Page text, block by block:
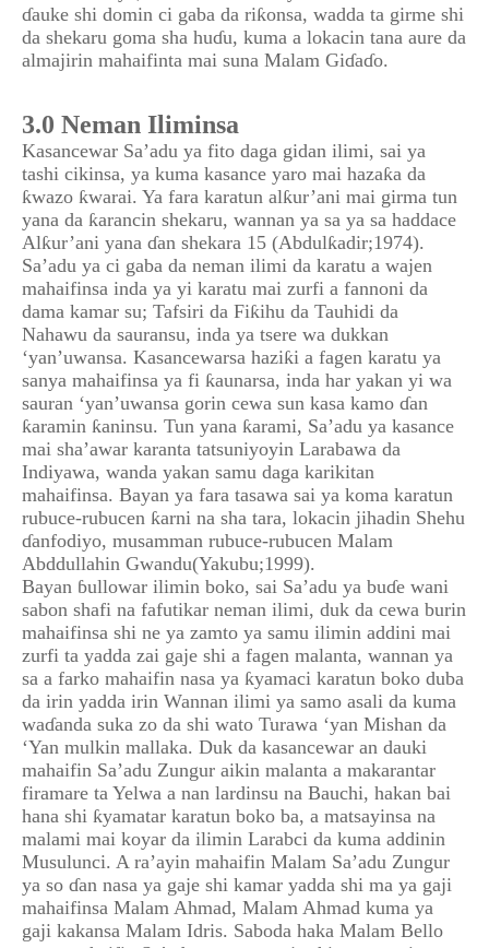
ɗauke shi domin ci gaba da riƙonsa, wadda ta girme shi
da shekaru goma sha huɗu, kuma a lokacin tana aure da
almajirin mahaifinta mai suna Malam Giɗaɗo.
3.0 Neman Iliminsa
Kasancewar Sa’adu ya fito daga gidan ilimi, sai ya
tashi cikinsa, ya kuma kasance yaro mai hazaƙa da
ƙwazo ƙwarai. Ya fara karatun alƙur’ani mai girma tun
yana da ƙarancin shekaru, wannan ya sa ya sa haddace
Alƙur’ani yana ɗan shekara 15 (Abdulƙadir;1974).
Sa’adu ya ci gaba da neman ilimi da karatu a wajen
mahaifinsa inda ya yi karatu mai zurfi a fannoni da
dama kamar su; Tafsiri da Fiƙihu da Tauhidi da
Nahawu da sauransu, inda ya tsere wa dukkan
‘yan’uwansa. Kasancewarsa haziƙi a fagen karatu ya
sanya mahaifinsa ya fi ƙaunarsa, inda har yakan yi wa
sauran ‘yan’uwansa gorin cewa sun kasa kamo ɗan
ƙaramin ƙaninsu. Tun yana ƙarami, Sa’adu ya kasance
mai sha’awar karanta tatsuniyoyin Larabawa da
Indiyawa, wanda yakan samu daga karikitan
mahaifinsa. Bayan ya fara tasawa sai ya koma karatun
rubuce-rubucen ƙarni na sha tara, lokacin jihadin Shehu
ɗanfodiyo, musamman rubuce-rubucen Malam
Abddullahin Gwandu(Yakubu;1999).
Bayan ɓullowar ilimin boko, sai Sa’adu ya buɗe wani
sabon shafi na fafutikar neman ilimi, duk da cewa burin
mahaifinsa shi ne ya zamto ya samu ilimin addini mai
zurfi ta yadda zai gaje shi a fagen malanta, wannan ya
sa a farko mahaifin nasa ya ƙyamaci karatun boko duba
da irin yadda irin Wannan ilimi ya samo asali da kuma
waɗanda suka zo da shi wato Turawa ‘yan Mishan da
‘Yan mulkin mallaka. Duk da kasancewar an dauki
mahaifin Sa’adu Zungur aikin malanta a makarantar
firamare ta Yelwa a nan lardinsu na Bauchi, hakan bai
hana shi ƙyamatar karatun boko ba, a matsayinsa na
malami mai koyar da ilimin Larabci da kuma addinin
Musulunci. A ra’ayin mahaifin Malam Sa’adu Zungur
ya so ɗan nasa ya gaje shi kamar yadda shi ma ya gaji
mahaifinsa Malam Ahmad, Malam Ahmad kuma ya
gaji kakansa Malam Idris. Saboda haka Malam Bello